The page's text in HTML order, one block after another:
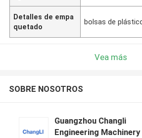
Detalles de empa
quetado
bolsas de
Vea más
SOBRE NOSOTROS
Guangzhou Changli
Engineering